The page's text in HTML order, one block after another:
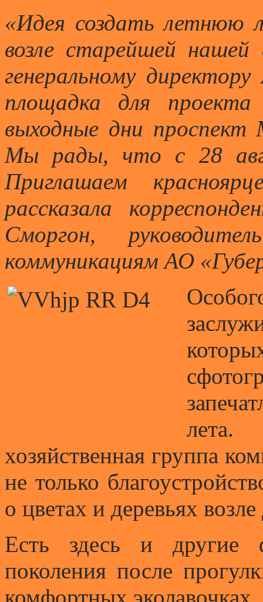
«Идея создать летнюю
возле старейшей
генеральному
площадка для
выходные дни проспект
Мы рады, что с 28
Приглашаем
рассказала
Сморгон,
коммуникациям АО
лета.
хозяйственная группа
не только
о цветах и деревьях
Есть здесь и другие
поколения после
комфортных эколавочках.